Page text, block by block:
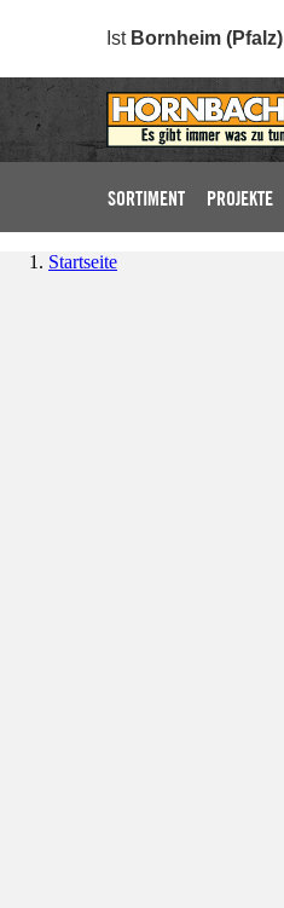
Ist Bornheim (Pfalz)
SORTIMENT PROJEKTE
Startseite